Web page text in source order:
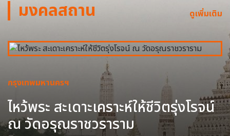
มงคลสถาน ดูเพิ่มเติม
กรุงเทพมหานครฯ
ไหว้พระ สะเดาะเคราะห์ให้ชีวิตรุ่งโรจน์
ณ วัดอรุณราชวราราม